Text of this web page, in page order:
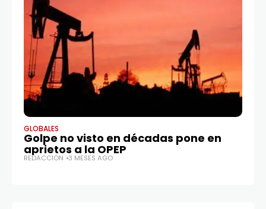
GLOBALES
Golpe no visto en décadas pone en
aprietos a la OPEP
REDACCIÓN 3 MESES AGO